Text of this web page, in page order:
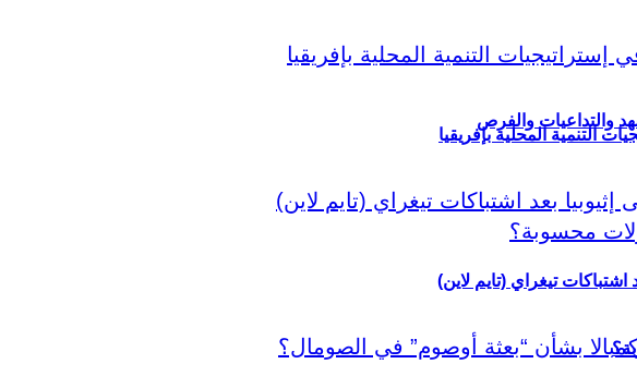
والتداعيات والفرص
التنمية المحلية بإفريقيا
اشتباكات تيغراي (تايم لاين)